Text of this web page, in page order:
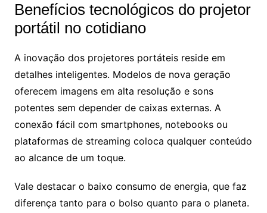
Benefícios tecnológicos do projetor
portátil no cotidiano
A inovação dos projetores portáteis reside em
detalhes inteligentes. Modelos de nova geração
oferecem imagens em alta resolução e sons
potentes sem depender de caixas externas. A
conexão fácil com smartphones, notebooks ou
plataformas de streaming coloca qualquer conteúdo
ao alcance de um toque.
Vale destacar o baixo consumo de energia, que faz
diferença tanto para o bolso quanto para o planeta.